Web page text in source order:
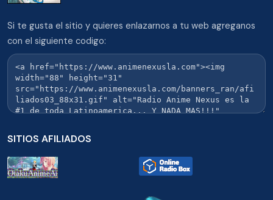
Si te gusta el sitio y quieres enlazarnos a tu web agreganos
con el siguiente codigo:
SITIOS AFILIADOS